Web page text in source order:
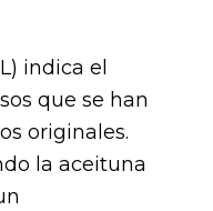
indica el
que se han
originales.
la aceituna